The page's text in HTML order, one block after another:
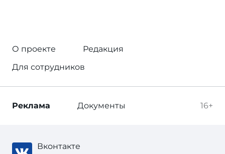
О проекте
Редакция
Для сотрудников
16+
Реклама Документы
Вконтакте